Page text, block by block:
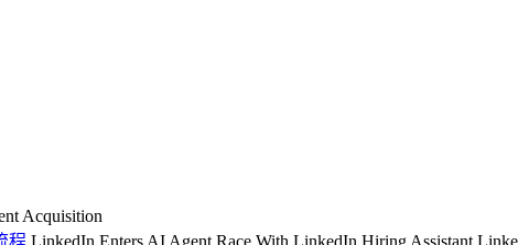
Acquisition
程 LinkedIn Enters AI Agent Race With LinkedIn Hiring Assistant